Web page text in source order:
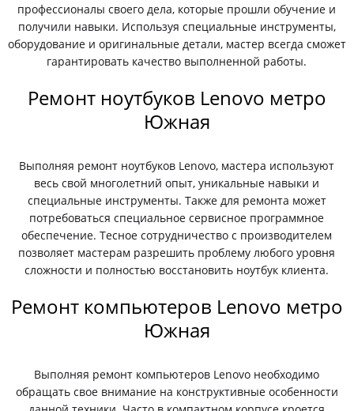
профессионалы своего дела, которые прошли обучение и
получили навыки. Используя специальные инструменты,
оборудование и оригинальные детали, мастер всегда сможет
гарантировать качество выполненной работы.
Ремонт ноутбуков Lenovo метро
Южная
Выполняя ремонт ноутбуков Lenovo, мастера используют
весь свой многолетний опыт, уникальные навыки и
специальные инструменты. Также для ремонта может
потребоваться специальное сервисное программное
обеспечение. Тесное сотрудничество с производителем
позволяет мастерам разрешить проблему любого уровня
сложности и полностью восстановить ноутбук клиента.
Ремонт компьютеров Lenovo метро
Южная
Выполняя ремонт компьютеров Lenovo необходимо
обращать свое внимание на конструктивные особенности